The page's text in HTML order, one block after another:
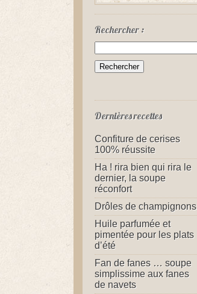
Rechercher :
Dernières recettes
Confiture de cerises
100% réussite
Ha ! rira bien qui rira le
dernier, la soupe
réconfort
Drôles de champignons
Huile parfumée et
pimentée pour les plats
d’été
Fan de fanes … soupe
simplissime aux fanes
de navets